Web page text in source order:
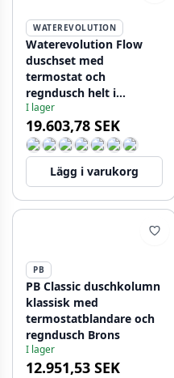
WATEREVOLUTION
Waterevolution Flow
duschset med
termostat och
regndusch helt i
rostfritt stål T141TIE
I lager
19.603,78 SEK
Lägg i varukorg
PB
PB Classic duschkolumn
klassisk med
termostatblandare och
regndusch Brons
I lager
12.951,53 SEK